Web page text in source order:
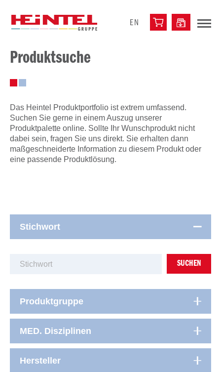
EN
Produktsuche
Das Heintel Produktportfolio ist extrem umfassend.
Suchen Sie gerne in einem Auszug unserer
Produktpalette online. Sollte Ihr Wunschprodukt nicht
dabei sein, fragen Sie uns direkt. Sie erhalten dann
maßgeschneiderte Information zu diesem Produkt oder
eine passende Produktlösung.
Stichwort
SUCHEN
Produktgruppe
MED. Disziplinen
Hersteller